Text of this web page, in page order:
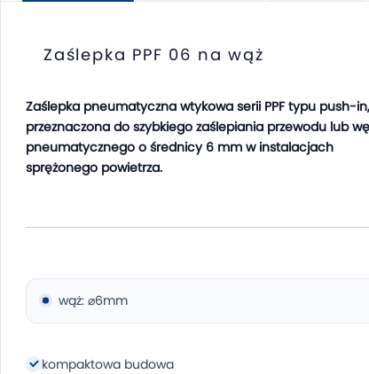
Zaślepka PPF 06 na wąż
Zaślepka pneumatyczna wtykowa serii PPF typu push-in,
przeznaczona do szybkiego zaślepiania przewodu lub
pneumatycznego o średnicy 6 mm w instalacjach
sprężonego powietrza.
wąż: ⌀6mm
kompaktowa budowa